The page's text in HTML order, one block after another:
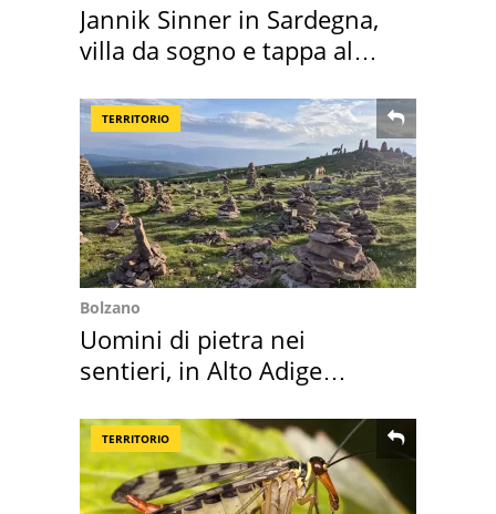
Jannik Sinner in Sardegna,
villa da sogno e tappa al
TERRITORIO
Bolzano
Uomini di pietra nei
sentieri, in Alto Adige
TERRITORIO